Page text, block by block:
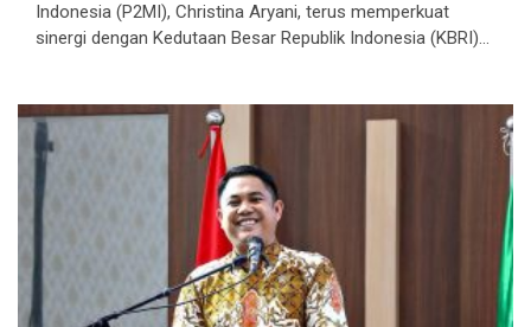
Indonesia (P2MI), Christina Aryani, terus memperkuat
sinergi dengan Kedutaan Besar Republik Indonesia (KBRI)...